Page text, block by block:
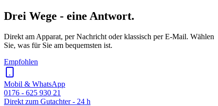
Drei Wege - eine Antwort.
Direkt am Apparat, per Nachricht oder klassisch per E-Mail. Wählen
Sie, was für Sie am bequemsten ist.
Empfohlen
Mobil & WhatsApp
0176 - 625 930 21
Direkt zum Gutachter - 24 h